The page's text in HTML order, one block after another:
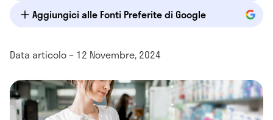
Aggiungici alle Fonti Preferite di Google
Data articolo – 12 Novembre, 2024